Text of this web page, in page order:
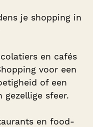
je shopping in
en cafés
voor een
of een
gezellige sfeer.
en food-